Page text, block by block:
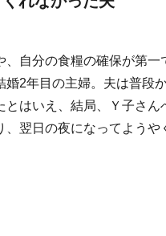
、自分の食糧の確保が第
婚2年目の主婦。夫は普段
とはいえ、結局、Ｙ子さ
、翌日の夜になってよう